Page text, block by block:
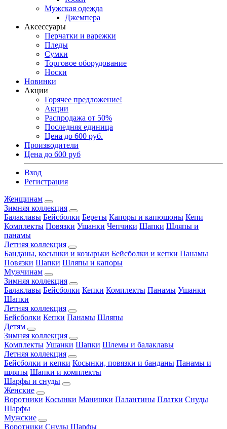
Мужская одежда
Джемпера
Аксессуары
Перчатки и варежки
Пледы
Сумки
Торговое оборудование
Носки
Новинки
Акции
Горячее предложение!
Акции
Распродажа от 50%
Последняя единица
Цена до 600 руб.
Производители
Цена до 600 руб
Вход
Регистрация
Женщинам
Зимняя коллекция
Балаклавы Бейсболки Береты Капоры и капюшоны Кепи
Комплекты Повязки Ушанки Чепчики Шапки Шляпы и
панамы
Летняя коллекция
Банданы, косынки и козырьки Бейсболки и кепки Панамы
Повязки Шапки Шляпы и капоры
Мужчинам
Зимняя коллекция
Балаклавы Бейсболки Кепки Комплекты Панамы Ушанки
Шапки
Летняя коллекция
Бейсболки Кепки Панамы Шляпы
Детям
Зимняя коллекция
Комплекты Ушанки Шапки Шлемы и балаклавы
Летняя коллекция
Бейсболки и кепки Косынки, повязки и банданы Панамы и
шляпы Шапки и комплекты
Шарфы и снуды
Женские
Воротники Косынки Манишки Палантины Платки Снуды
Шарфы
Мужские
Воротники Снуды Шарфы